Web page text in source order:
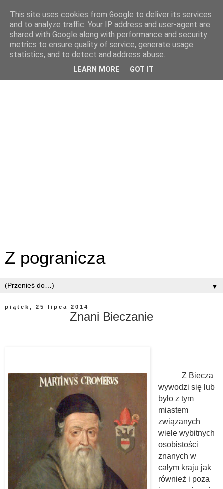
Z pogranicza
▼
piątek, 25 lipca 2014
Znani Bieczanie
Z Biecza
wywodzi się lub
było z tym
miastem
związanych
wiele wybitnych
osobistości
znanych w
całym kraju jak
również i poza
This site uses cookies from Google to deliver its services
and to analyze traffic. Your IP address and user-agent are
shared with Google along with performance and security
metrics to ensure quality of service, generate usage
statistics, and to detect and address abuse.
LEARN MORE GOT IT